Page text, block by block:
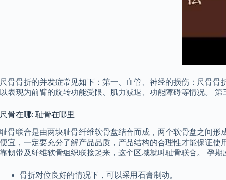
尺骨骨折的并发症常见如下：第一、血管、神经的损伤：尺骨
以表现为前臂的旋转功能受限、肌力减退、功能障碍等情况。
尺骨在哪: 耻骨在哪里
耻骨联合是由两块耻骨纤维软骨盘结合而成，两个软骨盘之间
便宜，一定要充分了解产品品质，产品结构的合理性才能保证
靠韧带及纤维软骨组织联接起来，这个区域就叫耻骨联合。 孕
骨折对位良好的情况下，可以采用石膏制动。